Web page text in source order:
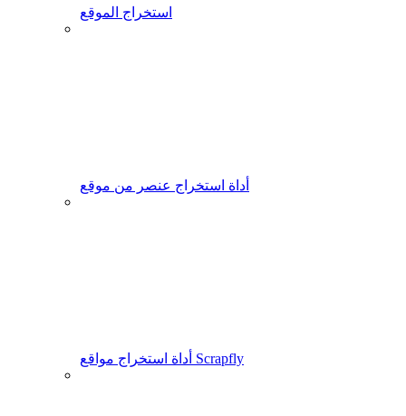
استخراج الموقع
أداة استخراج عنصر من موقع
أداة استخراج مواقع Scrapfly